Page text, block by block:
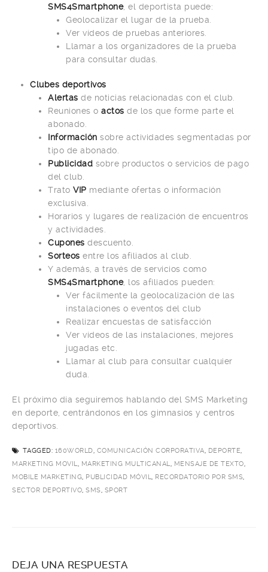
SMS4Smartphone, el deportista puede:
Geolocalizar el lugar de la prueba.
Ver vídeos de pruebas anteriores.
Llamar a los organizadores de la prueba
para consultar dudas.
Clubes deportivos
Alertas de noticias relacionadas con el club.
Reuniones o actos de los que forme parte el
abonado.
Información sobre actividades segmentadas por
tipo de abonado.
Publicidad sobre productos o servicios de pago
del club.
Trato VIP mediante ofertas o información
exclusiva.
Horarios y lugares de realización de encuentros
y actividades.
Cupones descuento.
Sorteos entre los afiliados al club.
Y además, a través de servicios como
SMS4Smartphone, los afiliados pueden:
Ver fácilmente la geolocalización de las
instalaciones o eventos del club
Realizar encuestas de satisfacción
Ver vídeos de las instalaciones, mejores
jugadas etc.
Llamar al club para consultar cualquier
duda.
El próximo día seguiremos hablando del SMS Marketing
en deporte, centrándonos en los gimnasios y centros
deportivos.
TAGGED: 160WORLD, COMUNICACIÓN CORPORATIVA, DEPORTE,
MARKETING MOVIL, MARKETING MULTICANAL, MENSAJE DE TEXTO,
MOBILE MARKETING, PUBLICIDAD MÓVIL, RECORDATORIO POR SMS,
SECTOR DEPORTIVO, SMS, SPORT
DEJA UNA RESPUESTA